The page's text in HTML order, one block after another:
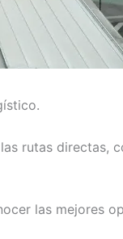
rutas directas,
las mejores